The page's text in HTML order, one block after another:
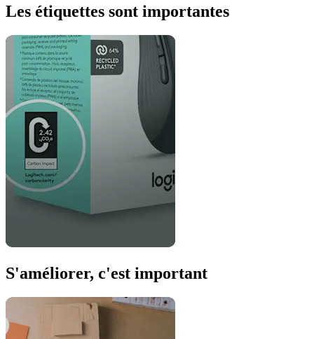
Les étiquettes sont importantes
S'améliorer, c'est important